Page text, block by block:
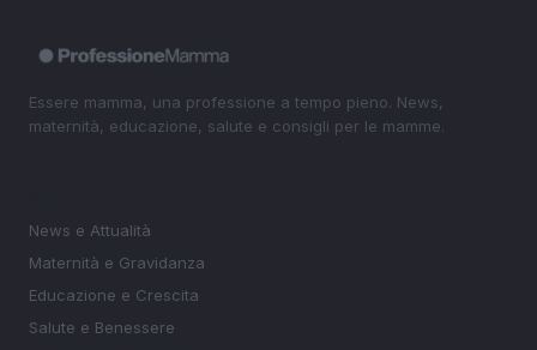
Essere mamma, una professione a tempo pieno. News,
maternità, educazione, salute e consigli per le mamme.
News e Attualità
Maternità e Gravidanza
Educazione e Crescita
Salute e Benessere